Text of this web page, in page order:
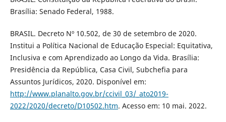
Brasília: Senado Federal, 1988.
BRASIL. Decreto Nº 10.502, de 30 de setembro de 2020.
Institui a Política Nacional de Educação Especial: Equitativa,
Inclusiva e com Aprendizado ao Longo da Vida. Brasília:
Presidência da República, Casa Civil, Subchefia para
Assuntos Jurídicos, 2020. Disponível em:
http://www.planalto.gov.br/ccivil_03/_ato2019-
2022/2020/decreto/D10502.htm. Acesso em: 10 mai. 2022.